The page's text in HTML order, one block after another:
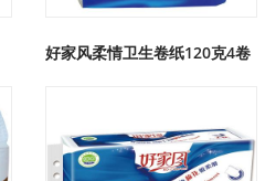
好家风柔情卫生卷纸120克4卷